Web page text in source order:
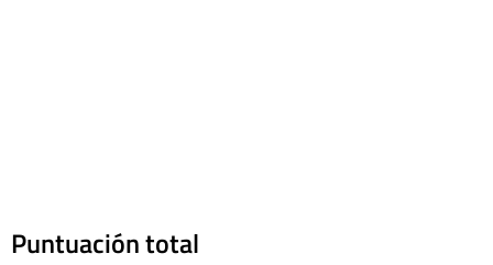
Puntuación total